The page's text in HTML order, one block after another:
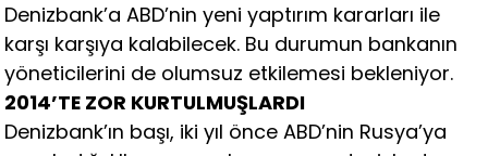
Denizbank’a ABD’nin yeni yaptırım kararları ile
karşı karşıya kalabilecek. Bu durumun bankanın
yöneticilerini de olumsuz etkilemesi bekleniyor.
2014’TE ZOR KURTULMUŞLARDI
Denizbank’ın başı, iki yıl önce ABD’nin Rusya’ya